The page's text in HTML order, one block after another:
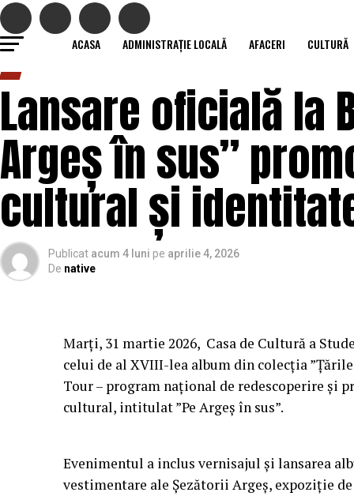
ACASA ADMINISTRAȚIE LOCALĂ AFACERI CULTURĂ
Lansare oficială la
Argeș în sus”
cultural și
Publicat acum 4 luni pe aprilie 4, 2026
De native
Marți, 31 martie 2026, Casa de Cultură a
celui de al XVIII-lea album din colecția
Tour – program naţional de redescoperire
cultural, intitulat ”Pe Argeș în sus”.
Evenimentul a inclus vernisajul și lansarea
vestimentare ale Șezătorii Argeș, expoziție